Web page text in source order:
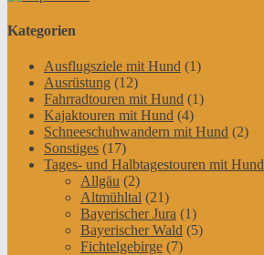
Kategorien
Ausflugsziele mit Hund (1)
Ausrüstung (12)
Fahrradtouren mit Hund (1)
Kajaktouren mit Hund (4)
Schneeschuhwandern mit Hund (2)
Sonstiges (17)
Tages- und Halbtagestouren mit Hund
Allgäu (2)
Altmühltal (21)
Bayerischer Jura (1)
Bayerischer Wald (5)
Fichtelgebirge (7)